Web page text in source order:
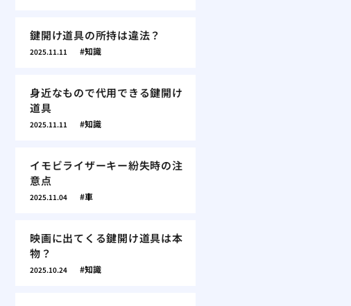
鍵開け道具の所持は違法？
2025.11.11 知識
身近なもので代用できる鍵開け
道具
2025.11.11 知識
イモビライザーキー紛失時の注
意点
2025.11.04 車
映画に出てくる鍵開け道具は本
物？
2025.10.24 知識